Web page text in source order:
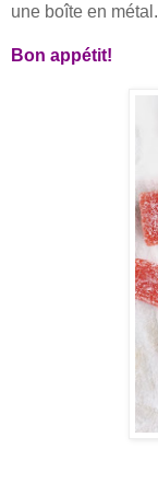
une boîte en métal.
Bon appétit!